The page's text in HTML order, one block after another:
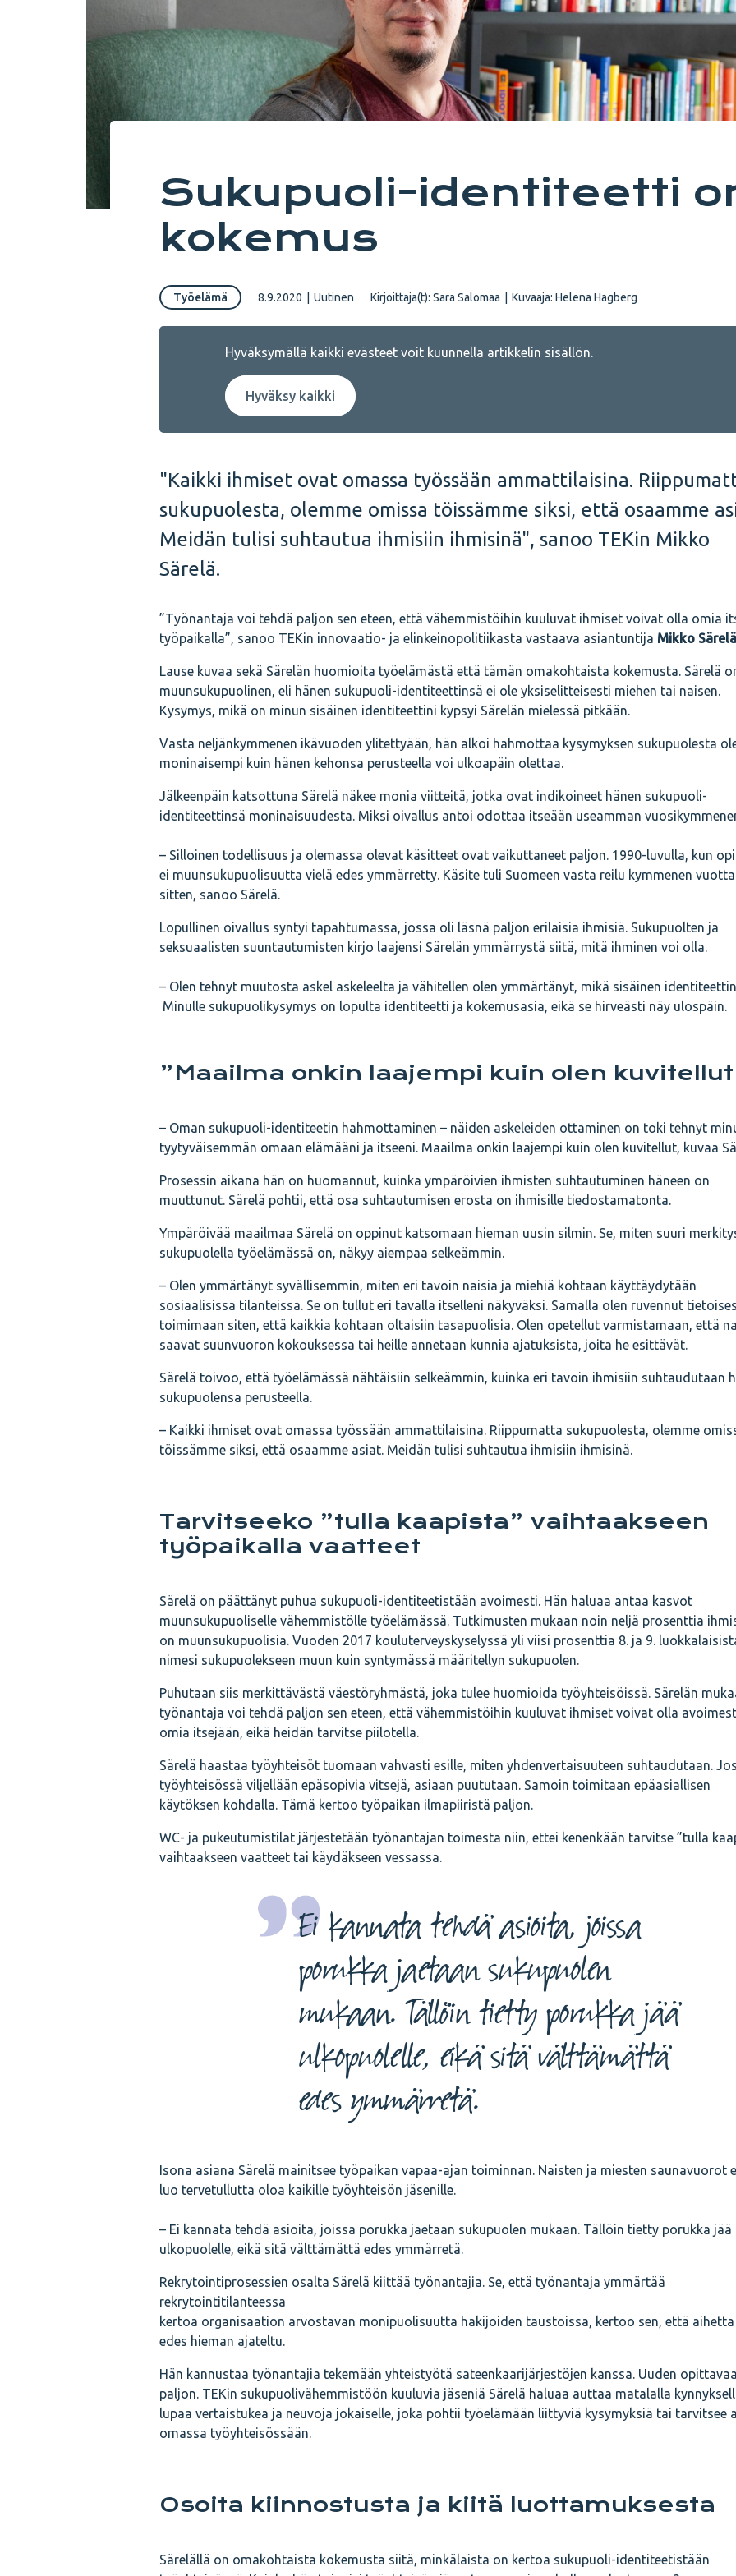
Sukupuoli-identiteetti
kokemus
Työelämä 8.9.2020 Uutinen Kirjoittaja(t): Sara Salomaa Kuvaaja: Helena Hagberg
Hyväksymällä kaikki evästeet voit kuunnella artikkelin sisällön.
Hyväksy kaikki
"Kaikki ihmiset ovat omassa työssään ammattilaisina.
sukupuolesta, olemme omissa töissämme siksi, että osaamme
Meidän tulisi suhtautua ihmisiin ihmisinä", sanoo TEKin Mikko
Särelä.
”Työnantaja voi tehdä paljon sen eteen, että vähemmistöihin kuuluvat ihmiset voivat olla omia
työpaikalla”, sanoo TEKin innovaatio- ja elinkeinopolitiikasta vastaava asiantuntija Mikko Särelä
Lause kuvaa sekä Särelän huomioita työelämästä että tämän omakohtaista kokemusta. Särelä
muunsukupuolinen, eli hänen sukupuoli-identiteettinsä ei ole yksiselitteisesti miehen tai naisen.
Kysymys, mikä on minun sisäinen identiteettini kypsyi Särelän mielessä pitkään.
Vasta neljänkymmenen ikävuoden ylitettyään, hän alkoi hahmottaa kysymyksen sukupuolesta
moninaisempi kuin hänen kehonsa perusteella voi ulkoapäin olettaa.
Jälkeenpäin katsottuna Särelä näkee monia viitteitä, jotka ovat indikoineet hänen sukupuoli-
identiteettinsä moninaisuudesta. Miksi oivallus antoi odottaa itseään useamman
– Silloinen todellisuus ja olemassa olevat käsitteet ovat vaikuttaneet paljon. 1990-luvulla, kun
ei muunsukupuolisuutta vielä edes ymmärretty. Käsite tuli Suomeen vasta reilu kymmenen vuotta
sitten, sanoo Särelä.
Lopullinen oivallus syntyi tapahtumassa, jossa oli läsnä paljon erilaisia ihmisiä. Sukupuolten ja
seksuaalisten suuntautumisten kirjo laajensi Särelän ymmärrystä siitä, mitä ihminen voi olla.
– Olen tehnyt muutosta askel askeleelta ja vähitellen olen ymmärtänyt, mikä sisäinen
Minulle sukupuolikysymys on lopulta identiteetti ja kokemusasia, eikä se hirveästi näy ulospäin.
”Maailma onkin laajempi kuin olen
– Oman sukupuoli-identiteetin hahmottaminen – näiden askeleiden ottaminen on toki tehnyt
tyytyväisemmän omaan elämääni ja itseeni. Maailma onkin laajempi kuin olen kuvitellut, kuvaa
Prosessin aikana hän on huomannut, kuinka ympäröivien ihmisten suhtautuminen häneen on
muuttunut. Särelä pohtii, että osa suhtautumisen erosta on ihmisille tiedostamatonta.
Ympäröivää maailmaa Särelä on oppinut katsomaan hieman uusin silmin. Se, miten suuri
sukupuolella työelämässä on, näkyy aiempaa selkeämmin.
– Olen ymmärtänyt syvällisemmin, miten eri tavoin naisia ja miehiä kohtaan käyttäydytään
sosiaalisissa tilanteissa. Se on tullut eri tavalla itselleni näkyväksi. Samalla olen ruvennut
toimimaan siten, että kaikkia kohtaan oltaisiin tasapuolisia. Olen opetellut varmistamaan, että
saavat suunvuoron kokouksessa tai heille annetaan kunnia ajatuksista, joita he esittävät.
Särelä toivoo, että työelämässä nähtäisiin selkeämmin, kuinka eri tavoin ihmisiin suhtaudutaan
sukupuolensa perusteella.
– Kaikki ihmiset ovat omassa työssään ammattilaisina. Riippumatta sukupuolesta, olemme
töissämme siksi, että osaamme asiat. Meidän tulisi suhtautua ihmisiin ihmisinä.
Tarvitseeko ”tulla kaapista” vaihtaakseen
työpaikalla vaatteet
Särelä on päättänyt puhua sukupuoli-identiteetistään avoimesti. Hän haluaa antaa kasvot
muunsukupuoliselle vähemmistölle työelämässä. Tutkimusten mukaan noin neljä prosenttia
on muunsukupuolisia. Vuoden 2017 kouluterveyskyselyssä yli viisi prosenttia 8. ja 9.
nimesi sukupuolekseen muun kuin syntymässä määritellyn sukupuolen.
Puhutaan siis merkittävästä väestöryhmästä, joka tulee huomioida työyhteisöissä. Särelän
työnantaja voi tehdä paljon sen eteen, että vähemmistöihin kuuluvat ihmiset voivat olla
omia itsejään, eikä heidän tarvitse piilotella.
Särelä haastaa työyhteisöt tuomaan vahvasti esille, miten yhdenvertaisuuteen suhtaudutaan.
työyhteisössä viljellään epäsopivia vitsejä, asiaan puututaan. Samoin toimitaan epäasiallisen
käytöksen kohdalla. Tämä kertoo työpaikan ilmapiiristä paljon.
WC- ja pukeutumistilat järjestetään työnantajan toimesta niin, ettei kenenkään tarvitse ”tulla
vaihtaakseen vaatteet tai käydäkseen vessassa.
Ei kannata tehdä asioita, joissa
porukka jaetaan sukupuolen
mukaan. Tällöin tietty porukka jää
ulkopuolelle, eikä sitä välttämättä
edes ymmärretä.
Isona asiana Särelä mainitsee työpaikan vapaa-ajan toiminnan. Naisten ja miesten saunavuorot
luo tervetullutta oloa kaikille työyhteisön jäsenille.
– Ei kannata tehdä asioita, joissa porukka jaetaan sukupuolen mukaan. Tällöin tietty porukka jää
ulkopuolelle, eikä sitä välttämättä edes ymmärretä.
Rekrytointiprosessien osalta Särelä kiittää työnantajia. Se, että työnantaja ymmärtää
rekrytointitilanteessa
kertoa organisaation arvostavan monipuolisuutta hakijoiden taustoissa, kertoo sen, että
edes hieman ajateltu.
Hän kannustaa työnantajia tekemään yhteistyötä sateenkaarijärjestöjen kanssa. Uuden
paljon. TEKin sukupuolivähemmistöön kuuluvia jäseniä Särelä haluaa auttaa matalalla
lupaa vertaistukea ja neuvoja jokaiselle, joka pohtii työelämään liittyviä kysymyksiä tai tarvitsee
omassa työyhteisössään.
Osoita kiinnostusta ja kiitä luottamuksesta
Särelällä on omakohtaista kokemusta siitä, minkälaista on kertoa sukupuoli-identiteetistään